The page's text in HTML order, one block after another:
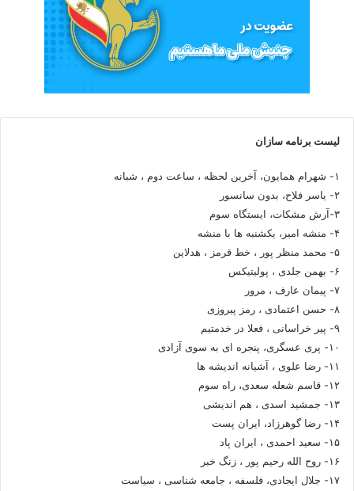
لیست برنامه سازان
۱- شهرام همایون، آخرین لحظه ، ساعت دوم ، شبانه
۲- یاسر فلاح، بدون سانسور
۳-آرش مشکات، ایستگاه سوم
۴- منشه امیر، یکشنبه ها با منشه
۵- محمد منظر پور ، خط قرمز ، هدلاین
۶- بهمن جلدی ، پولیتیکس
۷- پیمان عارف ، مرور
۸- حسن اعتمادی ، رمز پیروزی
۹- پیر خراسانی ، فعلا در خدمتیم
۱۰- پری عسگری، پنجره ای به سوی آزادی
۱۱- رضا علوی ، آشیانه اندیشه ها
۱۲- قاسم شعله سعدی، راه سوم
۱۳- جمشید اسدی ، هم اندیشی
۱۴- رضا گوهرزاد، ایران پست
۱۵- سعید احمدی ، ایران پاد
۱۶- روح الله رحیم پور ، زنگ خبر
۱۷- جلال ایجادی، فلسفه ، جامعه شناسی ، سیاست